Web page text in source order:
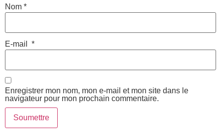
Nom *
E-mail *
Enregistrer mon nom, mon e-mail et mon site dans le
navigateur pour mon prochain commentaire.